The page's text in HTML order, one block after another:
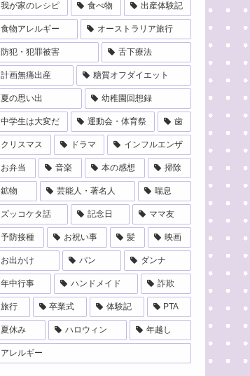
我が家のレシピ 食べ物 出産体験記
食物アレルギー オーストラリア旅行
防犯・犯罪被害 舌下療法
計画無痛出産 糖質オフダイエット
夏の思い出 幼稚園回想録
中学生は大変だ 運動会・体育祭 歯
クリスマス ドラマ インフルエンザ
お弁当 音楽 本の感想 掃除
鉱物 芸能人・著名人 喘息
ズッコケタ話 記念日 ママ友
予防接種 お祝い事 髪 映画
お出かけ パン ダンナ
年中行事 ハンドメイド 詐欺
旅行 卒業式 体験記 PTA
夏休み ハロウィン 年越し
アレルギー